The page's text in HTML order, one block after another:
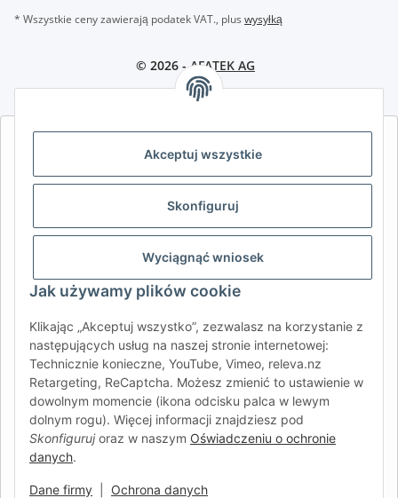
Akceptuj wszystkie
Skonfiguruj
Wyciągnąć wniosek
Jak używamy plików cookie
Klikając „Akceptuj wszystko”, zezwalasz na korzystanie z
następujących usług na naszej stronie internetowej:
Technicznie konieczne, YouTube, Vimeo, releva.nz
Retargeting, ReCaptcha. Możesz zmienić to ustawienie w
dowolnym momencie (ikona odcisku palca w lewym
dolnym rogu). Więcej informacji znajdziesz pod
Skonfigurujoraz w naszym Oświadczeniu o ochronie
danych.
Dane firmy Ochrona danych
* Wszystkie ceny zawierają podatek VAT., plus wysyłką
© 2026 -AFATEK AG
REGION & LANGUAGE | CHOISIR LA RÉGION ET LA LANGUE
CH (IT) BE (NL) BE (FR) NL
IT ES DK
UK NZ USA
SE
RO HR
AFATEK International| Twój partner w zakresie części
zamiennych do przyczep i pojazdów samochodowych
Globalna dostawa z naszego centralnego magazynu w